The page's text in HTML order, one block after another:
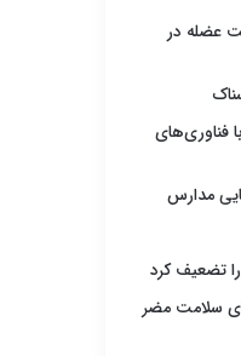
عضله در
فناوری‌های
تضعیف کرد
سلامت مضر